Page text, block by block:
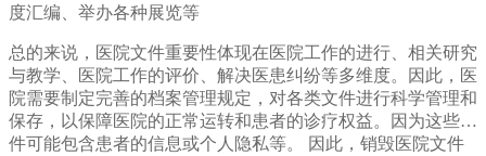
度汇编、举办各种展览等
总的来说，医院文件重要性体现在医院工作的进行、相关研究
与教学、医院工作的评价、解决医患纠纷等多维度。因此，医
院需要制定完善的档案管理规定，对各类文件进行科学管理和
保存，以保障医院的正常运转和患者的诊疗权益。因为这些文
件可能包含患者的信息或个人隐私等。 因此，销毁医院文件